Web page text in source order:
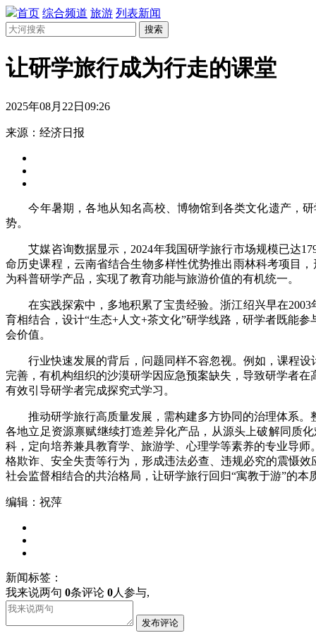
首页 综合频道 旅游 列表新闻
搜索
让研学旅行成为行走的课堂
2025年08月22日09:26
来源：经济日报
今年暑期，各地从知名高校、博物馆到各类文化遗产，研
势。
艾媒咨询数据显示，2024年我国研学旅行市场规模已达
命历史课程，云南省结合生物多样性优势推出雨林科考项目
为科普研学产品，实现了教育功能与旅游价值的有机统一。
在实践探索中，多地积累了宝贵经验。浙江绍兴早在2003
育相结合，设计“生态+人文+茶文化”研学线路，研学者既能
会价值。
行业快速发展的背后，问题同样不容忽视。例如，课程设
完善，有机构组织的沙漠研学因应急预案缺失，导致研学者
有效引导研学者完成探究式学习。
推动研学旅行高质量发展，需构建多方协同的治理体系。
各地立足资源禀赋继续打造差异化产品，从源头上破解同质
科，定向培养兼具教育学、旅游学、心理学等素养的专业导
格欺诈、安全失责等行为，形成违法必查、违规必究的震慑
社会监督相结合的共治格局，让研学旅行回归“寓教于游”的本
编辑：祝萍
新闻标签：
我来说两句 0条评论 0人参与,
发布评论